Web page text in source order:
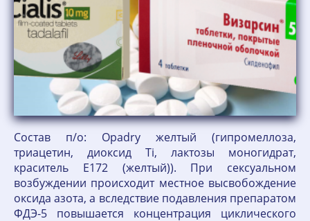
Состав п/о: Opadry желтый (гипромеллоза,
триацетин, диоксид Ti, лактозы моногидрат,
краситель Е172 (желтый)). При сексуальном
возбуждении происходит местное высвобождение
оксида азота, а вследствие подавления препаратом
ФДЭ-5 повышается концентрация циклического